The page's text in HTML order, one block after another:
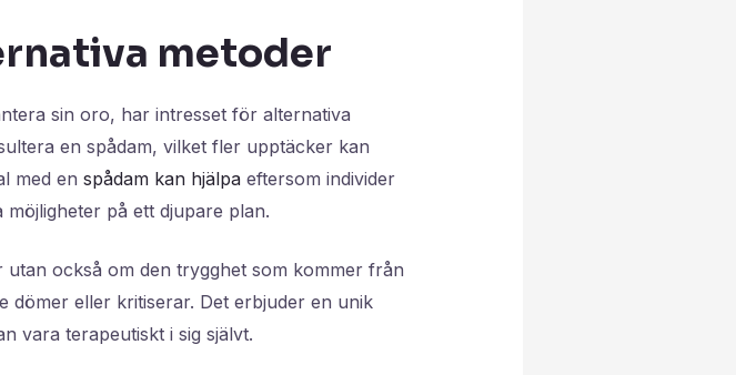
metoder
sin oro, har intresset för alternativa
en spådam, vilket fler upptäcker kan
med en spådam kan hjälpaeftersom individer
på ett djupare plan.
också om den trygghet som kommer från
dömer eller kritiserar. Det erbjuder en unik
vara terapeutiskt i sig självt.